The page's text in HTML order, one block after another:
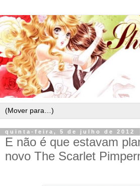
quinta-feira, 5 de julho de 2012
E não é que estavam
novo The Scarlet